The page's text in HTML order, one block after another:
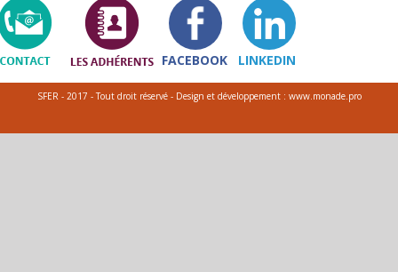
FACEBOOK LINKEDIN
SFER - 2017 - Tout droit réservé - Design et développement : www.monade.pro